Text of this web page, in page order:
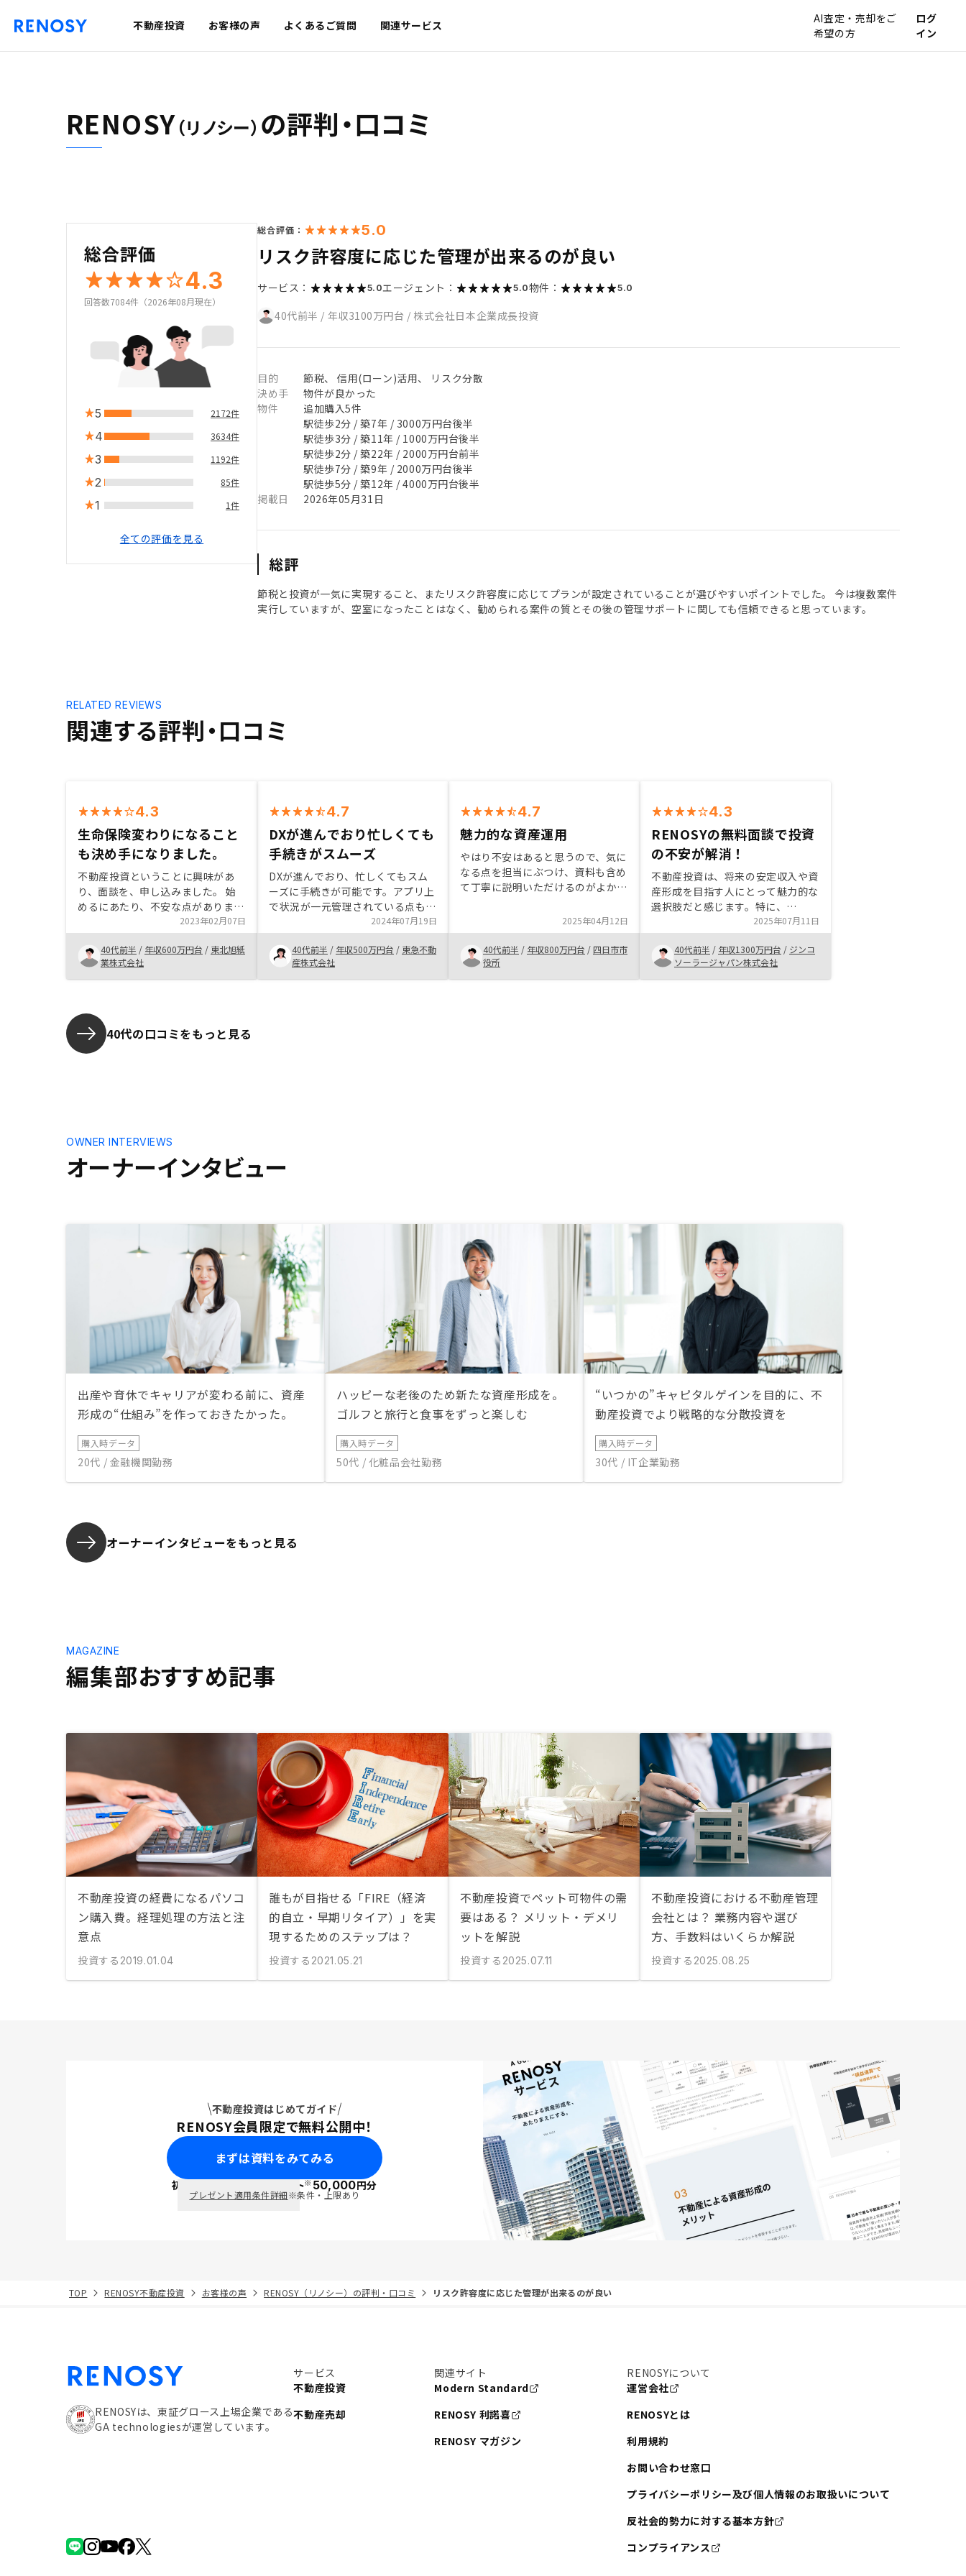
不動産投資 お客様の声 よくあるご質問 関連サービス
AI査定・売却をご
希望の方
ログ
イン
RENOSY（リノシー） の評判・口コミ
総合評価
4.3
回答数7084件（2026年08月現在）
5 2172件
4 3634件
3 1192件
2 85件
1 1件
全ての評価を見る
総合評価： 5.0
リスク許容度に応じた管理が出来るのが良い
サービス： 5.0エージェント： 5.0物件： 5.0
40代前半 / 年収3100万円台 / 株式会社日本企業成長投資
目的
節税、 信用(ローン)活用、 リスク分散
決め手
物件が良かった
物件
追加購入5件
駅徒歩2分 / 築7年 / 3000万円台後半
駅徒歩3分 / 築11年 / 1000万円台後半
駅徒歩2分 / 築22年 / 2000万円台前半
駅徒歩7分 / 築9年 / 2000万円台後半
駅徒歩5分 / 築12年 / 4000万円台後半
掲載日
2026年05月31日
総評
節税と投資が一気に実現すること、またリスク許容度に応じてプランが設定されていることが選びやすいポイントでした。 今は複数案件
実行していますが、空室になったことはなく、勧められる案件の質とその後の管理サポートに関しても信頼できると思っています。
関連する評判・口コミ
RELATED REVIEWS
4.3
生命保険変わりになること
も決め手になりました。
不動産投資ということに興味があ
り、面談を、申し込みました。 始
めるにあたり、不安な点がありまし
たが、 話を聞いていくにつれ、考
え方も変わっていき 話だけ聞いて
みようから、実際に始めてみようか
なと言う気持ちになりました。説明
も丁寧にしていただき非常に勉強に
には思い切りが必要ですが、さまざ
まなプランがありリスクは低めと判
断できました。 一番は生命保険変
わりと考えていましたので、 タイ
2023年02月07日
40代前半 / 年収600万円台 / 東北旭紙
業株式会社
4.7
DXが進んでおり忙しくても
手続きがスムーズ
DXが進んでおり、忙しくてもスム
ーズに手続きが可能です。アプリ上
で状況が一元管理されている点も大
きなメリットです。各種証明書の代
理取得が可能な点もよいと思いまし
た。担当の方も非常に勉強されてい
て頼もしかったです。
2024年07月19日
40代前半 / 年収500万円台 / 東急不動
産株式会社
4.7
魅力的な資産運用
やはり不安はあると思うので、気に
なる点を担当にぶつけ、資料も含め
て丁寧に説明いただけるのがよかっ
ているのも基準があって一定評価で
きると思う。 オンライン面談中心
で、その後もLINEやアプリも対応
しているので、今後の時代でも安心
できると思う。 歴史が浅いので、
2025年04月12日
40代前半 / 年収800万円台 / 四日市市
役所
4.3
RENOSYの無料面談で投資
の不安が解消！
不動産投資は、将来の安定収入や資
産形成を目指す人にとって魅力的な
選択肢だと感じます。特に、
RENOSYのようなプラットフォーム
は、AIを活用した物件選定やオンラ
インでの手続きが初心者にもわかり
やすく、投資のハードルを下げてく
れる点が素晴らしいと思います。高
2025年07月11日
40代前半 / 年収1300万円台 / ジンコ
ソーラージャパン株式会社
40代の口コミをもっと見る
オーナーインタビュー
OWNER INTERVIEWS
出産や育休でキャリアが変わる前に、資産
形成の“仕組み”を作っておきたかった。
購入時データ
20代 / 金融機関勤務
ハッピーな老後のため新たな資産形成を。
ゴルフと旅行と食事をずっと楽しむ
購入時データ
50代 / 化粧品会社勤務
“いつかの”キャピタルゲインを目的に、不
動産投資でより戦略的な分散投資を
購入時データ
30代 / IT企業勤務
オーナーインタビューをもっと見る
編集部おすすめ記事
MAGAZINE
不動産投資の経費になるパソコ
ン購入費。経理処理の方法と注
意点
投資する 2019.01.04
誰もが目指せる「FIRE（経済
的自立・早期リタイア）」を実
現するためのステップは？
投資する 2021.05.21
不動産投資でペット可物件の需
要はある？ メリット・デメリ
ットを解説
投資する 2025.07.11
不動産投資における不動産管理
会社とは？ 業務内容や選び
方、手数料はいくらか解説
投資する 2025.08.25
不動産投資はじめてガイド
RENOSY会員限定で無料公開中！
まずは資料をみてみる
初回面談で ポイント※50,000円分
プレゼント適用条件詳細※条件・上限あり
TOP RENOSY不動産投資 お客様の声 RENOSY（リノシー）の評判・口コミ リスク許容度に応じた管理が出来るのが良い
RENOSYは、東証グロース上場企業である
GA technologiesが運営しています。
サービス
不動産投資
不動産売却
関連サイト
Modern Standard
RENOSY 利諾喜
RENOSY マガジン
RENOSYについて
運営会社
RENOSYとは
利用規約
お問い合わせ窓口
プライバシーポリシー及び個人情報のお取扱いについて
反社会的勢力に対する基本方針
コンプライアンス